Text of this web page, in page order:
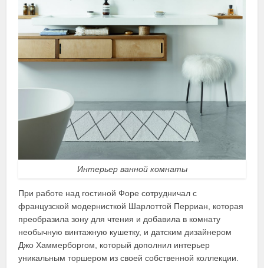
Интерьер ванной комнаты
При работе над гостиной Форе сотрудничал с
французской модернисткой Шарлоттой Перриан, которая
преобразила зону для чтения и добавила в комнату
необычную винтажную кушетку, и датским дизайнером
Джо Хаммерборгом, который дополнил интерьер
уникальным торшером из своей собственной коллекции.